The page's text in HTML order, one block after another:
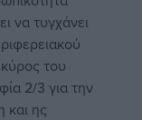
να τυγχάνει
του
2/3 για την
και ης